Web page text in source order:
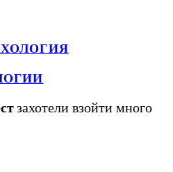
захотели взойти много